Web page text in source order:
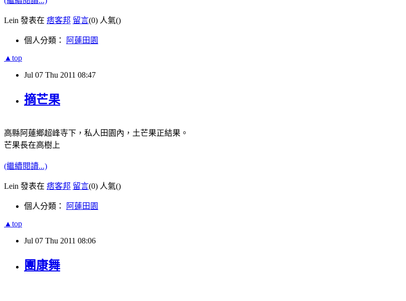
Lein 發表在 痞客邦 留言(0) 人氣()
個人分類： 阿蓮田園
▲top
Jul 07 Thu 2011 08:47
摘芒果
高縣阿蓮鄉超峰寺下，私人田園內，土芒果正結果。
芒果長在高樹上
(繼續閱讀...)
Lein 發表在 痞客邦 留言(0) 人氣()
個人分類： 阿蓮田園
▲top
Jul 07 Thu 2011 08:06
團康舞